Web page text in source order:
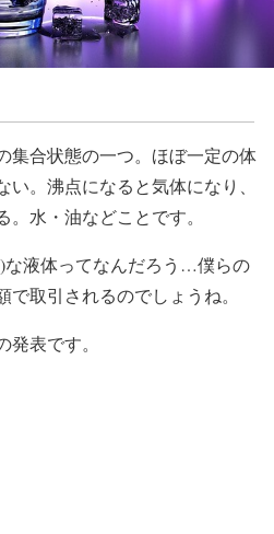
集合状態の一つ。ほぼ一定の体
。沸点になると気体になり、
水・油などことです。
な液体ってなんだろう…僕らの
取引されるのでしょうね。
表です。